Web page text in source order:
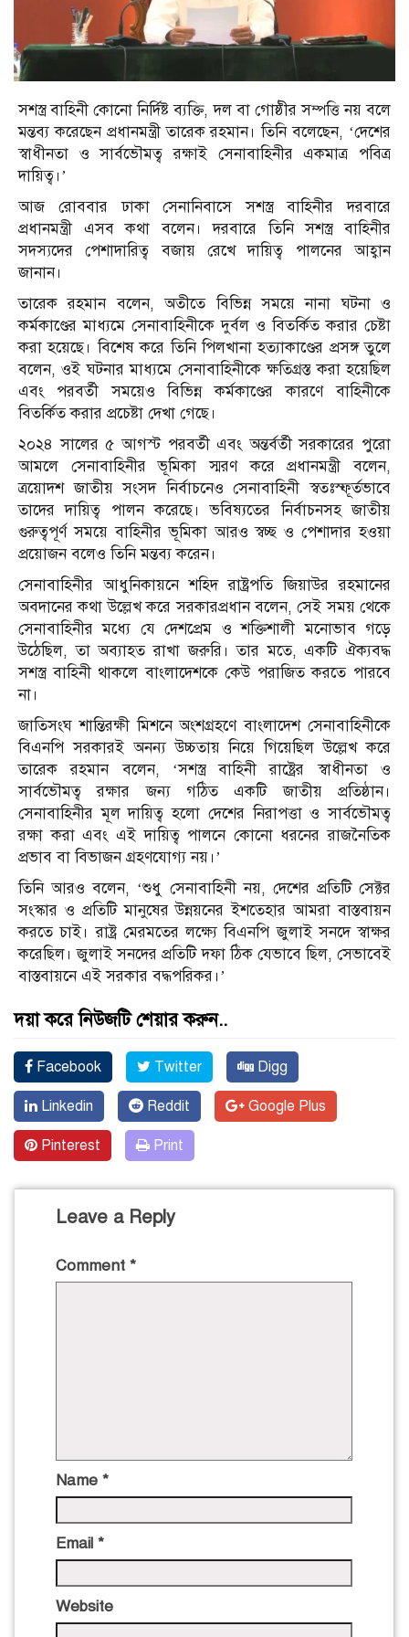
সশস্ত্র বাহিনী কোনো নির্দিষ্ট ব্যক্তি, দল বা গোষ্ঠীর সম্পত্তি নয় বলে
মন্তব্য করেছেন প্রধানমন্ত্রী তারেক রহমান। তিনি বলেছেন, ‘দেশের
স্বাধীনতা ও সার্বভৌমত্ব রক্ষাই সেনাবাহিনীর একমাত্র পবিত্র
দায়িত্ব।’
আজ রোববার ঢাকা সেনানিবাসে সশস্ত্র বাহিনীর দরবারে
প্রধানমন্ত্রী এসব কথা বলেন। দরবারে তিনি সশস্ত্র বাহিনীর
সদস্যদের পেশাদারিত্ব বজায় রেখে দায়িত্ব পালনের আহ্বান
জানান।
তারেক রহমান বলেন, অতীতে বিভিন্ন সময়ে নানা ঘটনা ও
কর্মকাণ্ডের মাধ্যমে সেনাবাহিনীকে দুর্বল ও বিতর্কিত করার চেষ্টা
করা হয়েছে। বিশেষ করে তিনি পিলখানা হত্যাকাণ্ডের প্রসঙ্গ তুলে
বলেন, ওই ঘটনার মাধ্যমে সেনাবাহিনীকে ক্ষতিগ্রস্ত করা হয়েছিল
এবং পরবর্তী সময়েও বিভিন্ন কর্মকাণ্ডের কারণে বাহিনীকে
বিতর্কিত করার প্রচেষ্টা দেখা গেছে।
২০২৪ সালের ৫ আগস্ট পরবর্তী এবং অন্তর্বর্তী সরকারের পুরো
আমলে সেনাবাহিনীর ভূমিকা স্মরণ করে প্রধানমন্ত্রী বলেন,
ত্রয়োদশ জাতীয় সংসদ নির্বাচনেও সেনাবাহিনী স্বতঃস্ফূর্তভাবে
তাদের দায়িত্ব পালন করেছে। ভবিষ্যতের নির্বাচনসহ জাতীয়
গুরুত্বপূর্ণ সময়ে বাহিনীর ভূমিকা আরও স্বচ্ছ ও পেশাদার হওয়া
প্রয়োজন বলেও তিনি মন্তব্য করেন।
সেনাবাহিনীর আধুনিকায়নে শহিদ রাষ্ট্রপতি জিয়াউর রহমানের
অবদানের কথা উল্লেখ করে সরকারপ্রধান বলেন, সেই সময় থেকে
সেনাবাহিনীর মধ্যে যে দেশপ্রেম ও শক্তিশালী মনোভাব গড়ে
উঠেছিল, তা অব্যাহত রাখা জরুরি। তার মতে, একটি ঐক্যবদ্ধ
সশস্ত্র বাহিনী থাকলে বাংলাদেশকে কেউ পরাজিত করতে পারবে
না।
জাতিসংঘ শান্তিরক্ষী মিশনে অংশগ্রহণে বাংলাদেশ সেনাবাহিনীকে
বিএনপি সরকারই অনন্য উচ্চতায় নিয়ে গিয়েছিল উল্লেখ করে
তারেক রহমান বলেন, ‘সশস্ত্র বাহিনী রাষ্ট্রের স্বাধীনতা ও
সার্বভৌমত্ব রক্ষার জন্য গঠিত একটি জাতীয় প্রতিষ্ঠান।
সেনাবাহিনীর মূল দায়িত্ব হলো দেশের নিরাপত্তা ও সার্বভৌমত্ব
রক্ষা করা এবং এই দায়িত্ব পালনে কোনো ধরনের রাজনৈতিক
প্রভাব বা বিভাজন গ্রহণযোগ্য নয়।’
তিনি আরও বলেন, ‘শুধু সেনাবাহিনী নয়, দেশের প্রতিটি সেক্টর
সংস্কার ও প্রতিটি মানুষের উন্নয়নের ইশতেহার আমরা বাস্তবায়ন
করতে চাই। রাষ্ট্র মেরমতের লক্ষ্যে বিএনপি জুলাই সনদে স্বাক্ষর
করেছিল। জুলাই সনদের প্রতিটি দফা ঠিক যেভাবে ছিল, সেভাবেই
বাস্তবায়নে এই সরকার বদ্ধপরিকর।’
দয়া করে নিউজটি শেয়ার করুন..
Facebook Twitter Digg
Linkedin Reddit Google Plus
Pinterest Print
Leave a Reply
Comment *
Name *
Email *
Website